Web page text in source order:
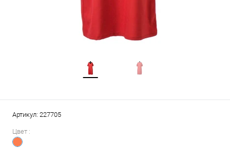
Артикул: 227705
Цвет :